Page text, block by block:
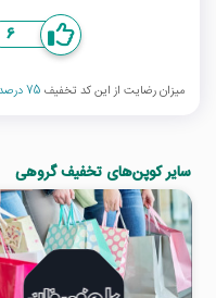
6
میزان رضایت از این کد تخفیف 75 درصد
سایر کوپن‌های تخفیف گروهی